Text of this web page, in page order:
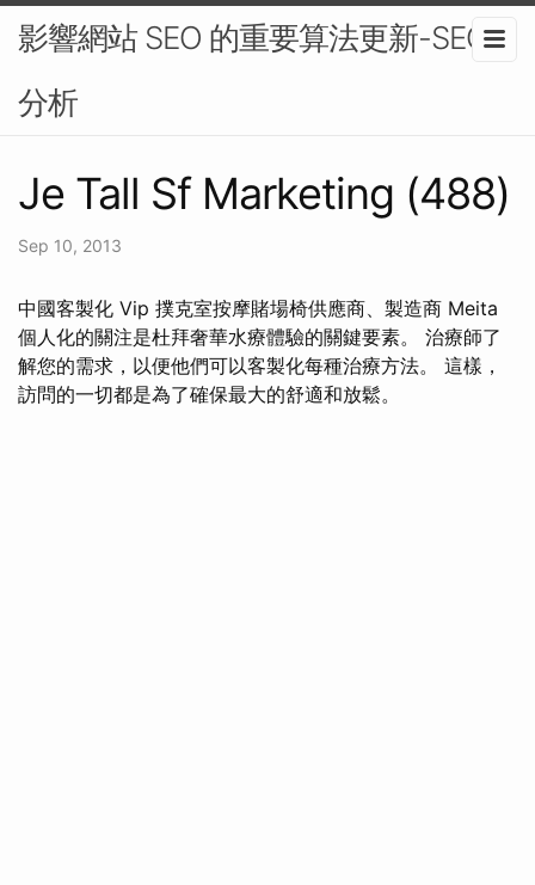
影響網站 SEO 的重要算法更新-SEO
分析
Je Tall Sf Marketing (488)
Sep 10, 2013
中國客製化 Vip 撲克室按摩賭場椅供應商、製造商 Meita
個人化的關注是杜拜奢華水療體驗的關鍵要素。 治療師了
解您的需求，以便他們可以客製化每種治療方法。 這樣，
訪問的一切都是為了確保最大的舒適和放鬆。